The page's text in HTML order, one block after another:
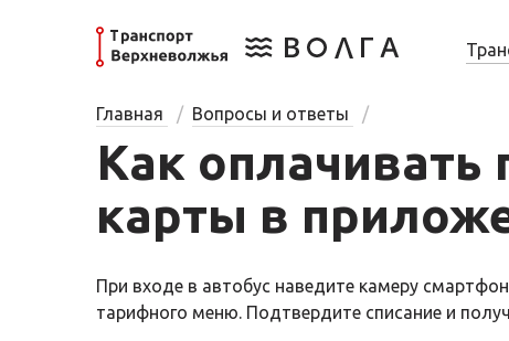
Главная Вопросы и ответы
Как
карты в
При входе в автобус наведите камеру
тарифного меню. Подтвердите списание и